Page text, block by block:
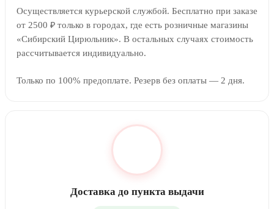
Осуществляется курьерской службой. Бесплатно при заказе
от 2500 ₽ только в городах, где есть розничные магазины
«Сибирский Цирюльник». В остальных случаях стоимость
рассчитывается индивидуально.
Только по 100% предоплате. Резерв без оплаты — 2 дня.
Доставка до пункта выдачи